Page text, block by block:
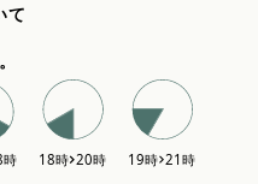
て